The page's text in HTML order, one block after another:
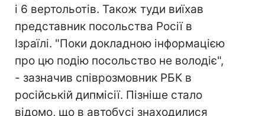
і 6 вертольотів. Також туди виїхав
представник посольства Росії в
Ізраїлі. "Поки докладною інформацією
про цю подію посольство не володіє",
- зазначив співрозмовник РБК в
російській дипмісії. Пізніше стало
відомо, що в автобусі знаходилися